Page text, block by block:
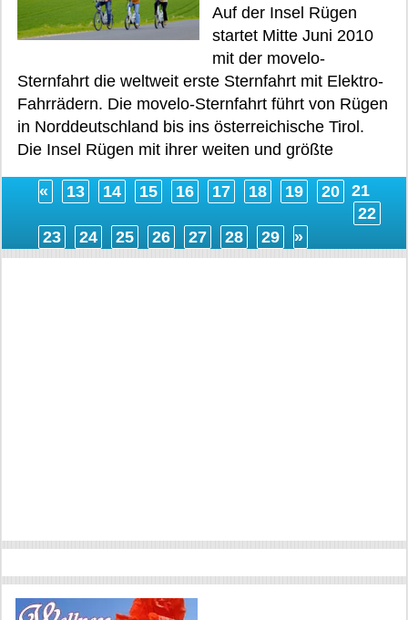
Auf der Insel Rügen
startet Mitte Juni 2010
mit der movelo-
Sternfahrt die weltweit erste Sternfahrt mit Elektro-
Fahrrädern. Die movelo-Sternfahrt führt von Rügen
in Norddeutschland bis ins österreichische Tirol.
Die Insel Rügen mit ihrer weiten und größte
« 13 14 15 16 17 18 19 20
21
22
23
24 25 26 27 28 29 »